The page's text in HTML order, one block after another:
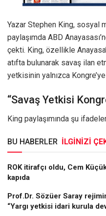
Yazar Stephen King, sosyal
paylaşımda ABD
çekti. King, özellikle
atıfta bulunarak savaş ilan
yetkisinin yalnızca
“Savaş Yetkisi
King paylaşımında şu
BU HABERLER İLGİNİZİ
ROK itirafçı oldu, Cem
kapıda
Prof.Dr. Sözüer Saray
“Yargı yetkisi idari kurula